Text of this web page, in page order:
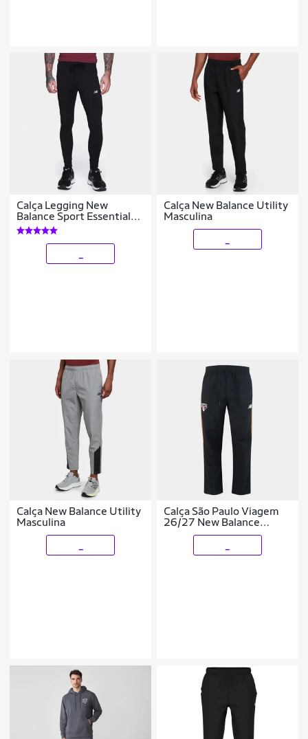
Calça Legging New
Balance Sport Essentials
Masculina
Calça New Balance Utility
Masculina
Calça New Balance Utility
Masculina
Calça São Paulo Viagem
26/27 New Balance
Masculino